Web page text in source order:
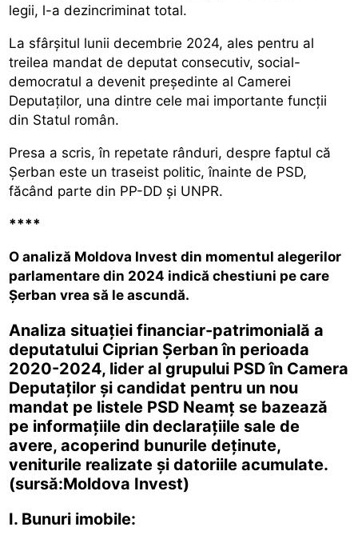
legii, l-a dezincriminat total.
La sfârșitul lunii decembrie 2024, ales pentru al
treilea mandat de deputat consecutiv, social-
democratul a devenit președinte al Camerei
Deputaților, una dintre cele mai importante funcții
din Statul român.
Presa a scris, în repetate rânduri, despre faptul că
Șerban este un traseist politic, înainte de PSD,
făcând parte din PP-DD și UNPR.
****
O analiză Moldova Invest din momentul alegerilor
parlamentare din 2024 indică chestiuni pe care
Șerban vrea să le ascundă.
Analiza situației financiar-patrimonială a
deputatului Ciprian Șerban în perioada
2020-2024, lider al grupului PSD în Camera
Deputaților și candidat pentru un nou
mandat pe listele PSD Neamț se bazează
pe informațiile din declarațiile sale de
avere, acoperind bunurile deținute,
veniturile realizate și datoriile acumulate.
(sursă:Moldova Invest)
I. Bunuri imobile: